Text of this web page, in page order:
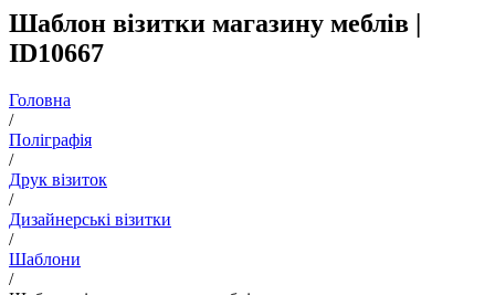
Шаблон візитки магазину меблів |
ID10667
Головна
/
Поліграфія
/
Друк візиток
/
Дизайнерські візитки
/
Шаблони
/